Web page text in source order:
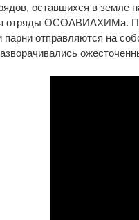
оставшихся в земле
отряды ОСОАВИАХИМа.
парни отправляются на